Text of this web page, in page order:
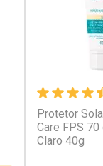
Ativar
Protetor
Care FPS 70
Claro 40g